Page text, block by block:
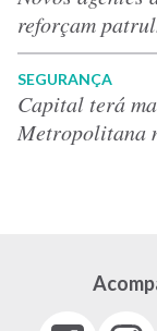
reforçam
SEGURANÇA
Capital terá
Metropolitana
Facebook